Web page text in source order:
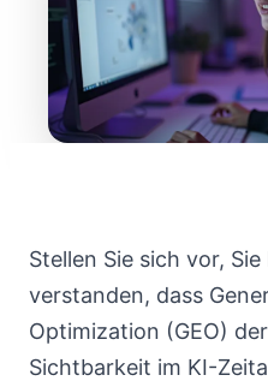
Stellen Sie sich vor,
verstanden, dass
Optimization (GEO)
Sichtbarkeit im KI-